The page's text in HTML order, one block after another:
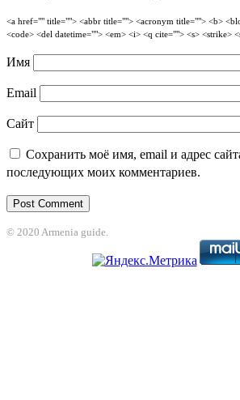
<a href="" title=""> <abbr title=""> <acronym title=""> <b>
<code> <del datetime=""> <em> <i> <q cite=""> <s> <strike>
Имя
Email
Сайт
Сохранить моё имя, email и адрес
последующих моих комментариев.
© 2020 Armenia guide.